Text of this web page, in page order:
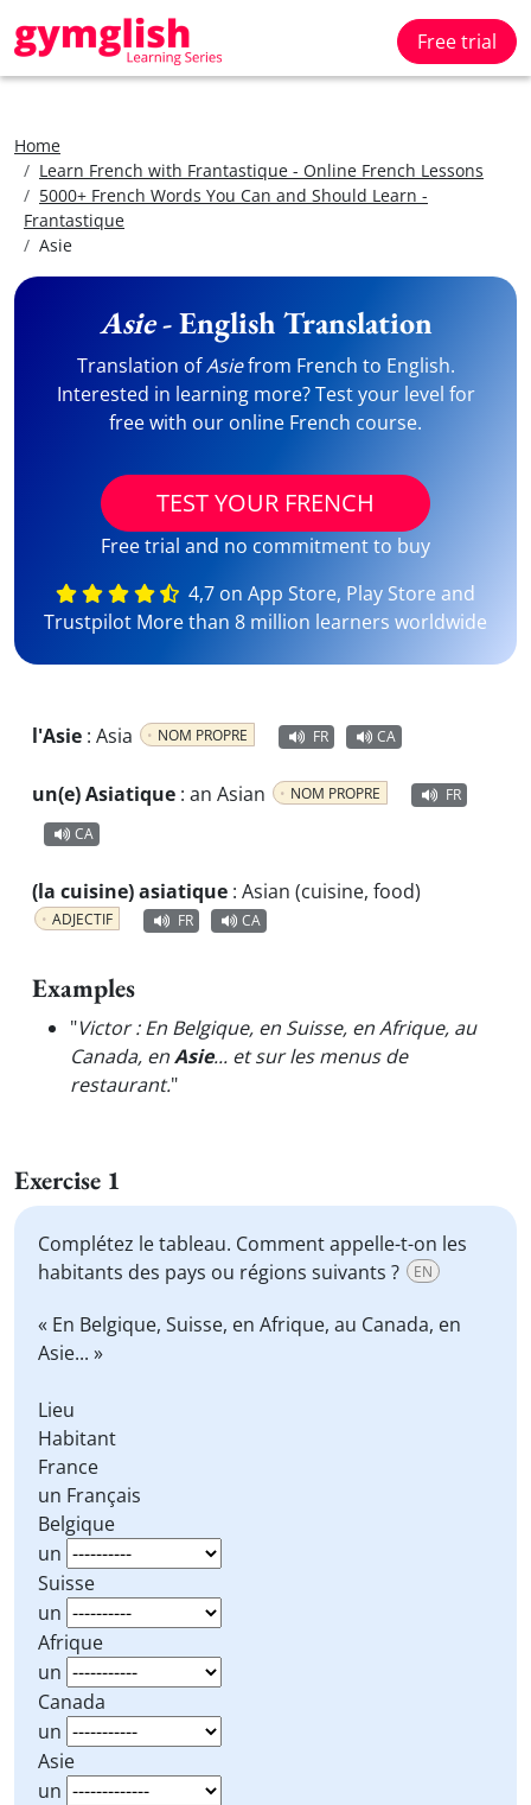
Free trial
Home
Learn French with Frantastique - Online French Lessons
5000+ French Words You Can and Should Learn -
Frantastique
Asie
Asie- English Translation
Translation ofAsiefrom French to English.
Interested in learning more? Test your level for
free with our online French course.
TEST YOUR FRENCH
Free trial and no commitment to buy
4,7 on App Store, Play Store and
Trustpilot More than 8 million learners worldwide
l'Asie : Asia NOM PROPRE FR CA
un(e) Asiatique : an Asian NOM PROPRE
FR
CA
(la cuisine) asiatique : Asian (cuisine, food)
ADJECTIF FR CA
Examples
"Victor : En Belgique, en Suisse, en Afrique, au
Canada, enAsie... et sur les menus de
restaurant."
Exercise 1
Complétez le tableau. Comment appelle-t-on les
habitants des pays ou régions suivants ?
EN
« En Belgique, Suisse, en Afrique, au Canada, en
Asie... »
Lieu
Habitant
France
un Français
Belgique
un
Suisse
un
Afrique
un
Canada
un
Asie
un